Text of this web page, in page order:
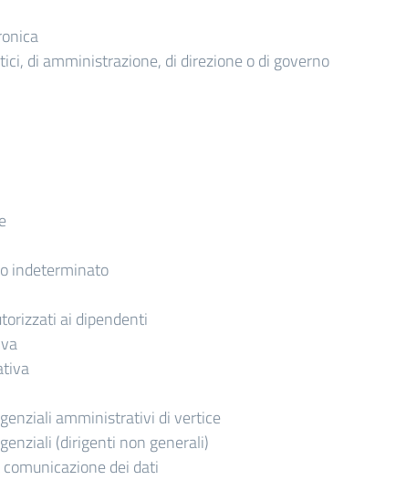
di amministrazione, di direzione o di governo
indeterminato
ai dipendenti
amministrativi di vertice
(dirigenti non generali)
dei dati